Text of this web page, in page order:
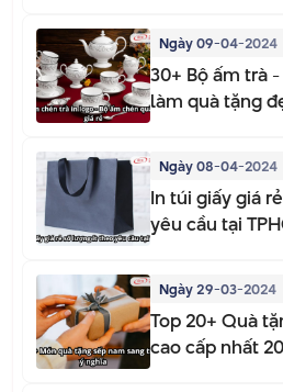
Ngày 09-04-2024
30+ Bộ ấm trà
làm quà tặng
Ngày 08-04-2024
In túi giấy giá
yêu cầu tại
Ngày 29-03-2024
Top 20+ Quà
cao cấp nhất